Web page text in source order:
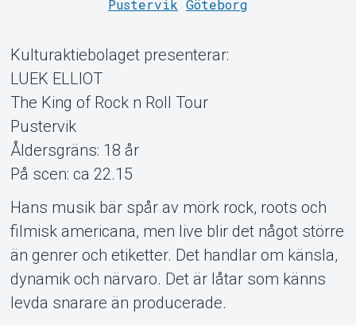
Support
Om Tickster
Pustervik Göteborg
Kulturaktiebolaget presenterar:
LUEK ELLIOT
The King of Rock n Roll Tour
Pustervik
Åldersgräns: 18 år
På scen: ca 22.15
Hans musik bär spår av mörk rock, roots och
filmisk americana, men live blir det något större
än genrer och etiketter. Det handlar om känsla,
dynamik och närvaro. Det är låtar som känns
levda snarare än producerade.